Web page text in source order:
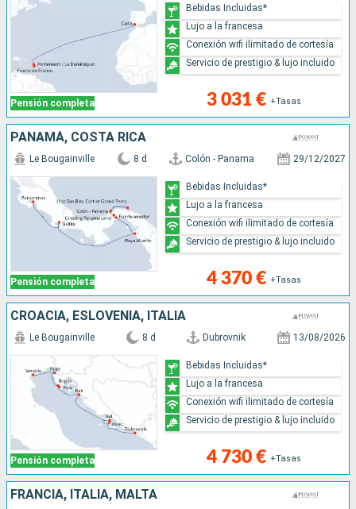
Pensión completa 3 031 € +Tasas
Bebidas Incluidas*
Lujo a la francesa
Conexión wifi ilimitado de cortesía
Servicio de prestigio & lujo incluido
PANAMÁ, COSTA RICA
Pensión completa
Le Bougainville 8 d Colón - Panama 29/12/2027
4 370 € +Tasas
Bebidas Incluidas*
Lujo a la francesa
Conexión wifi ilimitado de cortesía
Servicio de prestigio & lujo incluido
CROACIA, ESLOVENIA, ITALIA
Pensión completa
Le Bougainville 8 d Dubrovnik 13/08/2026
4 730 € +Tasas
Bebidas Incluidas*
Lujo a la francesa
Conexión wifi ilimitado de cortesía
Servicio de prestigio & lujo incluido
FRANCIA, ITALIA, MALTA